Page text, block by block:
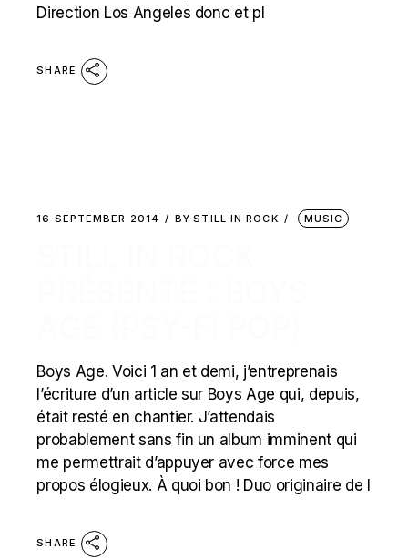
Direction Los Angeles donc et pl
SHARE
16 SEPTEMBER 2014 BY STILL IN ROCK MUSIC
Boys Age. Voici 1 an et demi, j’entreprenais
l’écriture d’un article sur Boys Age qui, depuis,
était resté en chantier. J’attendais
probablement sans fin un album imminent qui
me permettrait d’appuyer avec force mes
propos élogieux. À quoi bon ! Duo originaire de l
SHARE